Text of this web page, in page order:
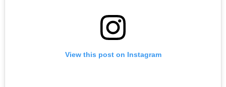
View this post on Instagram